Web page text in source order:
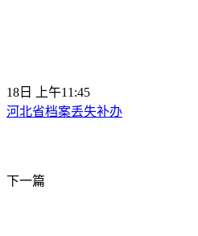
18日 上午11:45
河北省档案丢失补办
下一篇